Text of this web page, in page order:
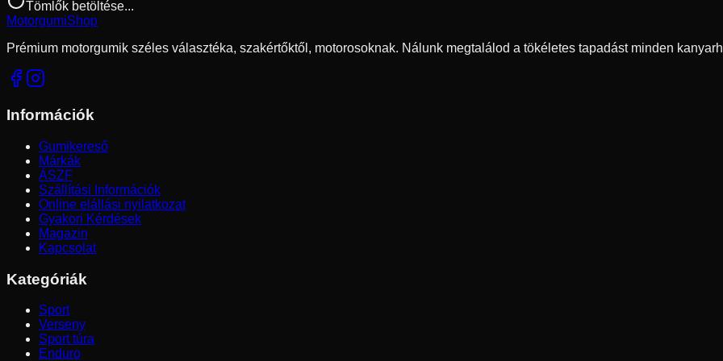
Tömlők betöltése...
MotorgumiShop
Prémium motorgumik széles választéka, szakértőktől, motorosoknak. Nálunk megtalálod a tökéletes tapadást minden
Információk
Gumikereső
Márkák
ÁSZF
Szállítási Információk
Online elállási nyilatkozat
Gyakori Kérdések
Magazin
Kapcsolat
Kategóriák
Sport
Verseny
Sport túra
Enduro